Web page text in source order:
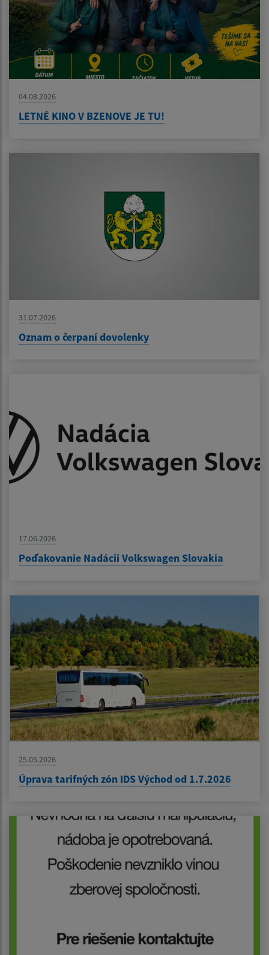
04.08.2026
LETNÉ KINO V BZENOVE JE TU!
31.07.2026
Oznam o čerpaní dovolenky
17.06.2026
Poďakovanie Nadácii Volkswagen Slovakia
25.05.2026
Úprava tarifných zón IDS Východ od 1.7.2026